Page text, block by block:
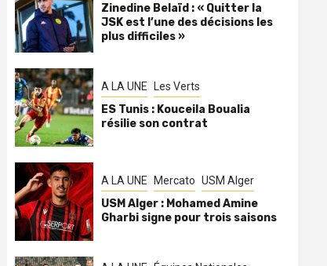
Zinedine Belaïd : « Quitter la
JSK est l’une des décisions les
plus difficiles »
A LA UNE Les Verts
ES Tunis : Kouceila Boualia
résilie son contrat
A LA UNE Mercato USM Alger
USM Alger : Mohamed Amine
Gharbi signe pour trois saisons